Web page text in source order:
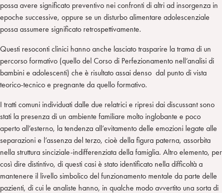
possa avere significato preventivo nei confronti di altri ad insorgenza in
epoche successive, oppure se un disturbo alimentare adolescenziale
possa assumere significato retrospettivamente.
Questi resoconti clinici hanno anche lasciato trasparire la trama di un
percorso formativo (quello del Corso di Perfezionamento nell’analisi di
bambini e adolescenti) che è risultato assai denso dal punto di vista
teorico-tecnico e pregnante da quello formativo.
I tratti comuni individuati dalle due relatrici e ripresi dai discussant sono
stati la presenza di un ambiente familiare molto inglobante e poco
aperto all’esterno, la tendenza all’evitamento delle emozioni legate alle
separazioni e l’assenza del terzo, cioè della figura paterna, assorbita
nella struttura sinciziale-indifferenziata della famiglia. Altro elemento, per
così dire distintivo, di questi casi è stato identificato nella difficoltà a
mantenere il livello simbolico del funzionamento mentale da parte delle
pazienti, di cui le analiste hanno, in qualche modo avvertito una sorta di